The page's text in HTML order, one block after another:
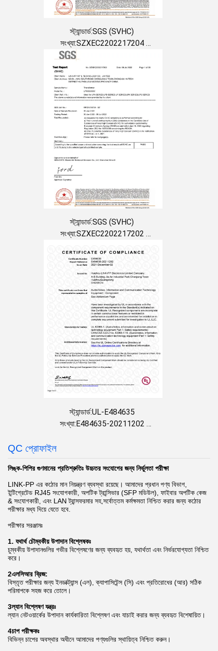
স্ট্যান্ডার্ড:SGS (SVHC)
সংখ্যা:SZXEC2202217204
প্রদানের তারিখ:2022-07-06
মেয়াদ শেষ হওয়ার তারিখ:2024-07-05
স্ট্যান্ডার্ড:SGS (SVHC)
সংখ্যা:SZXEC2202217202
মেয়াদ শেষ হওয়ার তারিখ:2024-07-05
স্ট্যান্ডার্ড:UL-E484635
সংখ্যা:E484635-20211202
মেয়াদ শেষ হওয়ার তারিখ:2023-12-01
QC প্রোফাইল
লিঙ্ক-পিপির গুণমানের প্রতিশ্রুতিঃ উচ্চতর সংযোগের জন্য নির্ভুলতা পরীক্ষা
LINK-PP এর কঠোর মান নিয়ন্ত্রণ ব্যবস্থা রয়েছে। আমাদের প্রধান পণ্য বিভাগ,
ইন্টিগ্রেটেড RJ45 সংযোগকারী, অপটিক ট্রান্সিভার (SFP মডিউল), ফাইবার অপটিক কেজ
& সংযোগকারী, এবং LAN ট্রান্সফরমার সহ,সর্বোত্তম কর্মক্ষমতা নিশ্চিত করার জন্য কঠোর
পরীক্ষার মধ্য দিয়ে যেতে হবে.
পরীক্ষার সরঞ্জামঃ
1. যথার্থ চৌম্বকীয় উপাদান বিশ্লেষকঃ
চুম্বকীয় উপাদানগুলির গভীর বিশ্লেষণের জন্য ব্যবহৃত হয়, যথার্থতা এবং নির্ভরযোগ্যতা নিশ্চিত
করে।
2এলসিআর ব্রিজ:
বিস্তৃত পরীক্ষার জন্য ইনডাক্ট্যান্স (এল), ক্যাপাসিটেন্স (সি) এবং প্রতিরোধের (আর) সঠিক
পরিমাপকে সহজ করে তোলে।
3ল্যান বিশ্লেষণ যন্ত্রঃ
ল্যান নেটওয়ার্কের উপাদান কার্যকারিতা বিশ্লেষণ এবং যাচাই করার জন্য ব্যবহৃত বিশেষায়িত।
4চাপ পরীক্ষকঃ
বিভিন্ন চাপের অবস্থার অধীনে আমাদের পণ্যগুলির স্থায়িত্ব নিশ্চিত করুন।